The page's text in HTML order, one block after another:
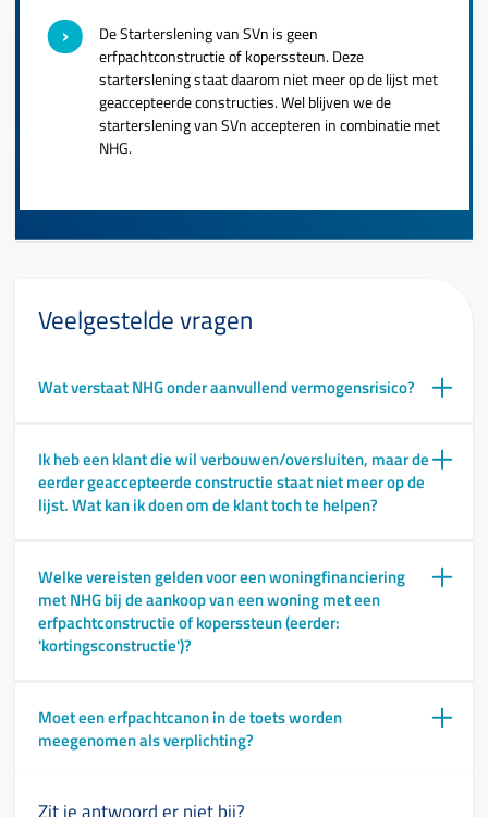
De Starterslening van SVn is geen
erfpachtconstructie of koperssteun. Deze
starterslening staat daarom niet meer op de lijst met
geaccepteerde constructies. Wel blijven we de
starterslening van SVn accepteren in combinatie met
NHG.
Veelgestelde vragen
Wat verstaat NHG onder aanvullend vermogensrisico?
Ik heb een klant die wil verbouwen/oversluiten, maar de
eerder geaccepteerde constructie staat niet meer op de
lijst. Wat kan ik doen om de klant toch te helpen?
Welke vereisten gelden voor een woningfinanciering
met NHG bij de aankoop van een woning met een
erfpachtconstructie of koperssteun (eerder:
'kortingsconstructie')?
Moet een erfpachtcanon in de toets worden
meegenomen als verplichting?
Zit je antwoord er niet bij?